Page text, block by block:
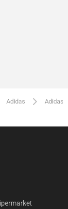
Adidas
Adidas